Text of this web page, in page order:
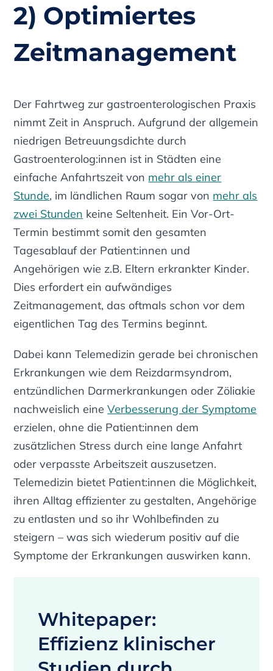
2) Optimiertes
Zeitmanagement
Der Fahrtweg zur gastroenterologischen Praxis
nimmt Zeit in Anspruch. Aufgrund der allgemein
niedrigen Betreuungsdichte durch
Gastroenterolog:innen ist in Städten eine
einfache Anfahrtszeit von mehr als einer
Stunde, im ländlichen Raum sogar von mehr als
zwei Stunden keine Seltenheit. Ein Vor-Ort-
Termin bestimmt somit den gesamten
Tagesablauf der Patient:innen und
Angehörigen wie z.B. Eltern erkrankter Kinder.
Dies erfordert ein aufwändiges
Zeitmanagement, das oftmals schon vor dem
eigentlichen Tag des Termins beginnt.
Dabei kann Telemedizin gerade bei chronischen
Erkrankungen wie dem Reizdarmsyndrom,
entzündlichen Darmerkrankungen oder Zöliakie
nachweislich eineVerbesserung der Symptome
erzielen, ohne die Patient:innen dem
zusätzlichen Stress durch eine lange Anfahrt
oder verpasste Arbeitszeit auszusetzen.
Telemedizin bietet Patient:innen die Möglichkeit,
ihren Alltag effizienter zu gestalten, Angehörige
zu entlasten und so ihr Wohlbefinden zu
steigern – was sich wiederum positiv auf die
Symptome der Erkrankungen auswirken kann.
Whitepaper:
Effizienz klinischer